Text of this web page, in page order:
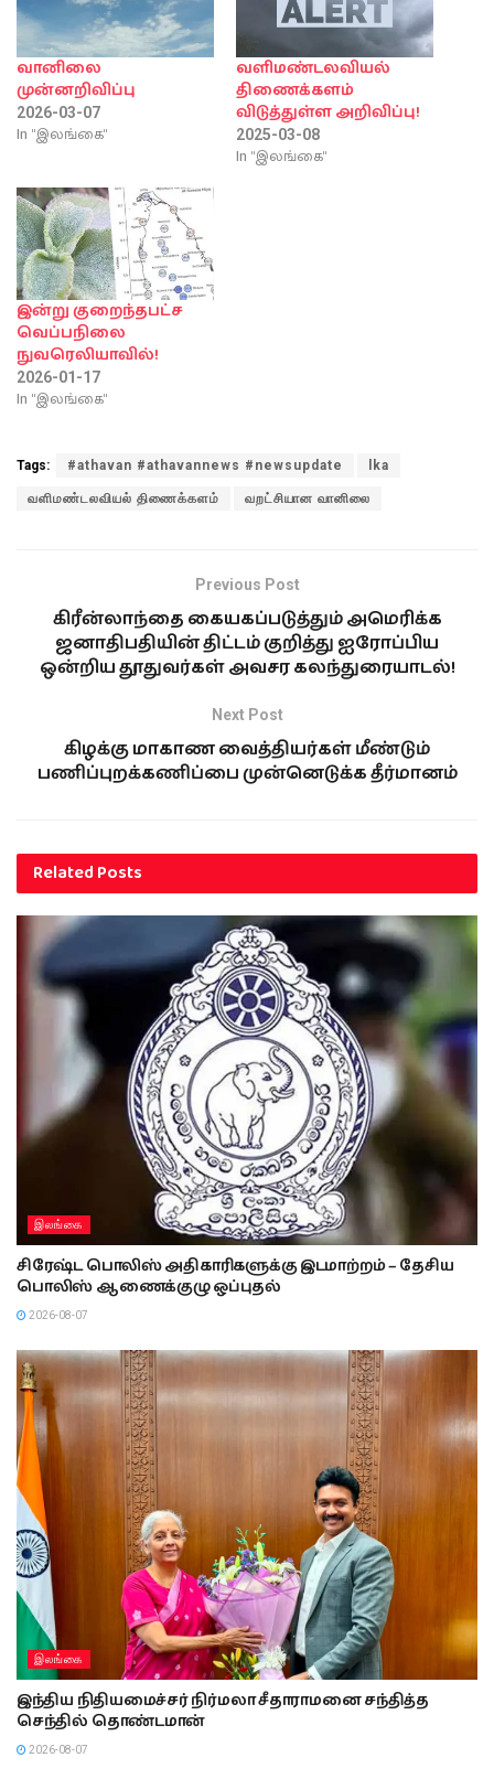
வானிலை
முன்னறிவிப்பு
2026-03-07
In "இலங்கை"
வளிமண்டலவியல்
திணைக்களம்
விடுத்துள்ள அறிவிப்பு!
2025-03-08
In "இலங்கை"
இன்று குறைந்தபட்ச
வெப்பநிலை
நுவரெலியாவில்!
2026-01-17
In "இலங்கை"
Tags: #athavan #athavannews #newsupdate lka
வளிமண்டலவியல் திணைக்களம் வறட்சியான வானிலை
Previous Post
கிரீன்லாந்தை கையகப்படுத்தும் அமெரிக்க
ஜனாதிபதியின் திட்டம் குறித்து ஐரோப்பிய
ஒன்றிய தூதுவர்கள் அவசர கலந்துரையாடல்!
Next Post
கிழக்கு மாகாண வைத்தியர்கள் மீண்டும்
பணிப்புறக்கணிப்பை முன்னெடுக்க தீர்மானம்
RelatedPosts
இலங்கை
சிரேஷ்ட பொலிஸ் அதிகாரிகளுக்கு இடமாற்றம் – தேசிய
பொலிஸ் ஆணைக்குழு ஒப்புதல்
2026-08-07
இலங்கை
இந்திய நிதியமைச்சர் நிர்மலா சீதாராமனை சந்தித்த
செந்தில் தொண்டமான்
2026-08-07